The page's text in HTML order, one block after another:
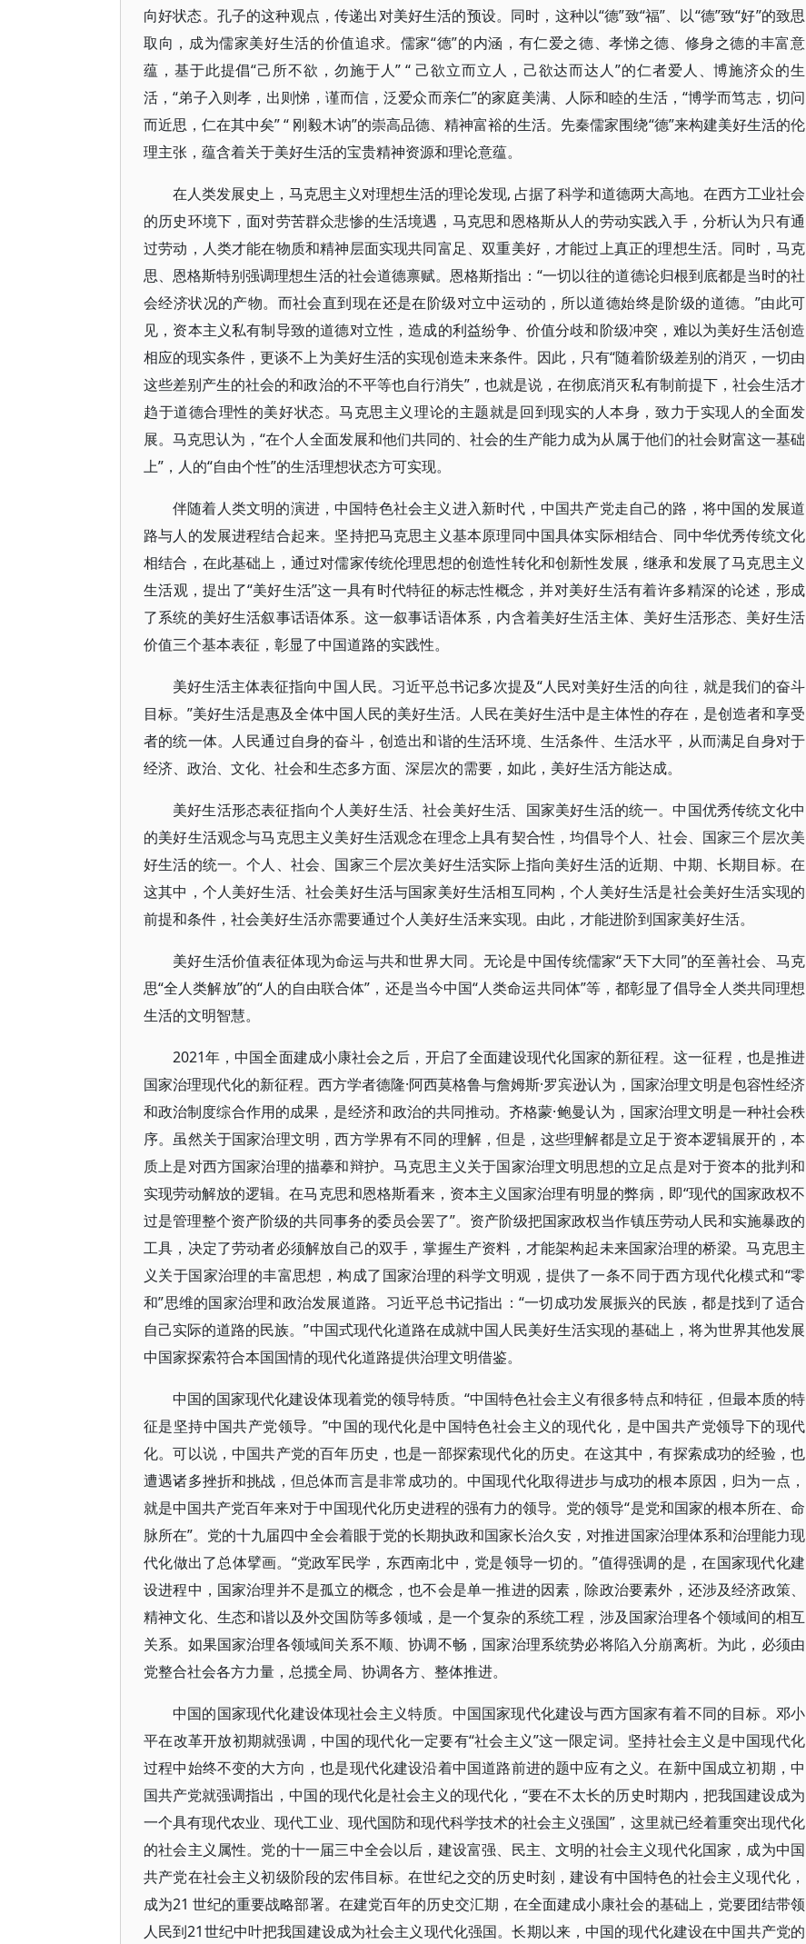
向好状态。孔子的这种观点，传递出对美好生活的预设。同时，这种以“德”致“福”、以“德”致“好”的致思
取向，成为儒家美好生活的价值追求。儒家“德”的内涵，有仁爱之德、孝悌之德、修身之德的丰富意
蕴，基于此提倡“己所不欲，勿施于人” “ 己欲立而立人，己欲达而达人”的仁者爱人、博施济众的生
活，“弟子入则孝，出则悌，谨而信，泛爱众而亲仁”的家庭美满、人际和睦的生活，“博学而笃志，切问
而近思，仁在其中矣” “ 刚毅木讷”的崇高品德、精神富裕的生活。先秦儒家围绕“德”来构建美好生活的伦
理主张，蕴含着关于美好生活的宝贵精神资源和理论意蕴。
在人类发展史上，马克思主义对理想生活的理论发现, 占据了科学和道德两大高地。在西方工业社会
的历史环境下，面对劳苦群众悲惨的生活境遇，马克思和恩格斯从人的劳动实践入手，分析认为只有通
过劳动，人类才能在物质和精神层面实现共同富足、双重美好，才能过上真正的理想生活。同时，马克
思、恩格斯特别强调理想生活的社会道德禀赋。恩格斯指出：“一切以往的道德论归根到底都是当时的社
会经济状况的产物。而社会直到现在还是在阶级对立中运动的，所以道德始终是阶级的道德。”由此可
见，资本主义私有制导致的道德对立性，造成的利益纷争、价值分歧和阶级冲突，难以为美好生活创造
相应的现实条件，更谈不上为美好生活的实现创造未来条件。因此，只有“随着阶级差别的消灭，一切由
这些差别产生的社会的和政治的不平等也自行消失”，也就是说，在彻底消灭私有制前提下，社会生活才
趋于道德合理性的美好状态。马克思主义理论的主题就是回到现实的人本身，致力于实现人的全面发
展。马克思认为，“在个人全面发展和他们共同的、社会的生产能力成为从属于他们的社会财富这一基础
上”，人的“自由个性”的生活理想状态方可实现。
伴随着人类文明的演进，中国特色社会主义进入新时代，中国共产党走自己的路，将中国的发展道
路与人的发展进程结合起来。坚持把马克思主义基本原理同中国具体实际相结合、同中华优秀传统文化
相结合，在此基础上，通过对儒家传统伦理思想的创造性转化和创新性发展，继承和发展了马克思主义
生活观，提出了“美好生活”这一具有时代特征的标志性概念，并对美好生活有着许多精深的论述，形成
了系统的美好生活叙事话语体系。这一叙事话语体系，内含着美好生活主体、美好生活形态、美好生活
价值三个基本表征，彰显了中国道路的实践性。
美好生活主体表征指向中国人民。习近平总书记多次提及“人民对美好生活的向往，就是我们的奋斗
目标。”美好生活是惠及全体中国人民的美好生活。人民在美好生活中是主体性的存在，是创造者和享受
者的统一体。人民通过自身的奋斗，创造出和谐的生活环境、生活条件、生活水平，从而满足自身对于
经济、政治、文化、社会和生态多方面、深层次的需要，如此，美好生活方能达成。
美好生活形态表征指向个人美好生活、社会美好生活、国家美好生活的统一。中国优秀传统文化中
的美好生活观念与马克思主义美好生活观念在理念上具有契合性，均倡导个人、社会、国家三个层次美
好生活的统一。个人、社会、国家三个层次美好生活实际上指向美好生活的近期、中期、长期目标。在
这其中，个人美好生活、社会美好生活与国家美好生活相互同构，个人美好生活是社会美好生活实现的
前提和条件，社会美好生活亦需要通过个人美好生活来实现。由此，才能进阶到国家美好生活。
美好生活价值表征体现为命运与共和世界大同。无论是中国传统儒家“天下大同”的至善社会、马克
思“全人类解放”的“人的自由联合体”，还是当今中国“人类命运共同体”等，都彰显了倡导全人类共同理想
生活的文明智慧。
2021年，中国全面建成小康社会之后，开启了全面建设现代化国家的新征程。这一征程，也是推进
国家治理现代化的新征程。西方学者德隆·阿西莫格鲁与詹姆斯·罗宾逊认为，国家治理文明是包容性经济
和政治制度综合作用的成果，是经济和政治的共同推动。齐格蒙·鲍曼认为，国家治理文明是一种社会秩
序。虽然关于国家治理文明，西方学界有不同的理解，但是，这些理解都是立足于资本逻辑展开的，本
质上是对西方国家治理的描摹和辩护。马克思主义关于国家治理文明思想的立足点是对于资本的批判和
实现劳动解放的逻辑。在马克思和恩格斯看来，资本主义国家治理有明显的弊病，即“现代的国家政权不
过是管理整个资产阶级的共同事务的委员会罢了”。资产阶级把国家政权当作镇压劳动人民和实施暴政的
工具，决定了劳动者必须解放自己的双手，掌握生产资料，才能架构起未来国家治理的桥梁。马克思主
义关于国家治理的丰富思想，构成了国家治理的科学文明观，提供了一条不同于西方现代化模式和“零
和”思维的国家治理和政治发展道路。习近平总书记指出：“一切成功发展振兴的民族，都是找到了适合
自己实际的道路的民族。”中国式现代化道路在成就中国人民美好生活实现的基础上，将为世界其他发展
中国家探索符合本国国情的现代化道路提供治理文明借鉴。
中国的国家现代化建设体现着党的领导特质。“中国特色社会主义有很多特点和特征，但最本质的特
征是坚持中国共产党领导。”中国的现代化是中国特色社会主义的现代化，是中国共产党领导下的现代
化。可以说，中国共产党的百年历史，也是一部探索现代化的历史。在这其中，有探索成功的经验，也
遭遇诸多挫折和挑战，但总体而言是非常成功的。中国现代化取得进步与成功的根本原因，归为一点，
就是中国共产党百年来对于中国现代化历史进程的强有力的领导。党的领导“是党和国家的根本所在、命
脉所在”。党的十九届四中全会着眼于党的长期执政和国家长治久安，对推进国家治理体系和治理能力现
代化做出了总体擘画。“党政军民学，东西南北中，党是领导一切的。”值得强调的是，在国家现代化建
设进程中，国家治理并不是孤立的概念，也不会是单一推进的因素，除政治要素外，还涉及经济政策、
精神文化、生态和谐以及外交国防等多领域，是一个复杂的系统工程，涉及国家治理各个领域间的相互
关系。如果国家治理各领域间关系不顺、协调不畅，国家治理系统势必将陷入分崩离析。为此，必须由
党整合社会各方力量，总揽全局、协调各方、整体推进。
中国的国家现代化建设体现社会主义特质。中国国家现代化建设与西方国家有着不同的目标。邓小
平在改革开放初期就强调，中国的现代化一定要有“社会主义”这一限定词。坚持社会主义是中国现代化
过程中始终不变的大方向，也是现代化建设沿着中国道路前进的题中应有之义。在新中国成立初期，中
国共产党就强调指出，中国的现代化是社会主义的现代化，“要在不太长的历史时期内，把我国建设成为
一个具有现代农业、现代工业、现代国防和现代科学技术的社会主义强国”，这里就已经着重突出现代化
的社会主义属性。党的十一届三中全会以后，建设富强、民主、文明的社会主义现代化国家，成为中国
共产党在社会主义初级阶段的宏伟目标。在世纪之交的历史时刻，建设有中国特色的社会主义现代化，
成为21 世纪的重要战略部署。在建党百年的历史交汇期，在全面建成小康社会的基础上，党要团结带领
人民到21世纪中叶把我国建设成为社会主义现代化强国。长期以来，中国的现代化建设在中国共产党的